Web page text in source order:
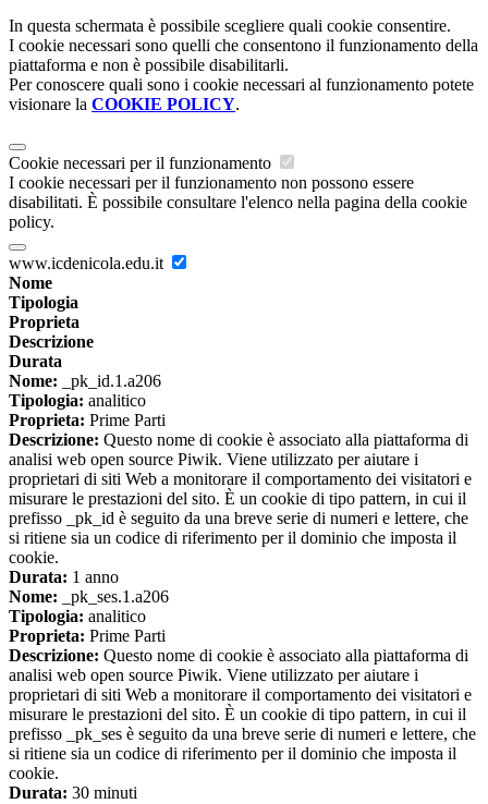
In questa schermata è possibile scegliere quali cookie consentire.
I cookie necessari sono quelli che consentono il funzionamento della
piattaforma e non è possibile disabilitarli.
Per conoscere quali sono i cookie necessari al funzionamento potete
visionare la COOKIE POLICY.
Cookie necessari per il funzionamento
I cookie necessari per il funzionamento non possono essere
disabilitati. È possibile consultare l'elenco nella pagina della cookie
policy.
www.icdenicola.edu.it
Nome
Tipologia
Proprieta
Descrizione
Durata
Nome: _pk_id.1.a206
Tipologia: analitico
Proprieta: Prime Parti
Descrizione: Questo nome di cookie è associato alla piattaforma di
analisi web open source Piwik. Viene utilizzato per aiutare i
proprietari di siti Web a monitorare il comportamento dei visitatori e
misurare le prestazioni del sito. È un cookie di tipo pattern, in cui il
prefisso _pk_id è seguito da una breve serie di numeri e lettere, che
si ritiene sia un codice di riferimento per il dominio che imposta il
cookie.
Durata: 1 anno
Nome: _pk_ses.1.a206
Tipologia: analitico
Proprieta: Prime Parti
Descrizione: Questo nome di cookie è associato alla piattaforma di
analisi web open source Piwik. Viene utilizzato per aiutare i
proprietari di siti Web a monitorare il comportamento dei visitatori e
misurare le prestazioni del sito. È un cookie di tipo pattern, in cui il
prefisso _pk_ses è seguito da una breve serie di numeri e lettere, che
si ritiene sia un codice di riferimento per il dominio che imposta il
cookie.
Durata: 30 minuti